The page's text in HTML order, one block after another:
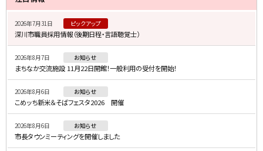
ッ
戻
イ
・
メ
ニ
ュ
ー
2026年7月31日 ピックアップ
深川市職員採用情報（後期日程・言語聴覚士）
2026年8月7日 お知らせ
まちなか交流施設 11月22日開館！一般利用の受付を開始！
2026年8月6日 お知らせ
こめッち新米＆そばフェスタ2026 開催
2026年8月6日 お知らせ
市長タウンミーティングを開催しました